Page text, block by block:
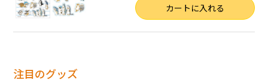
注目のグッズ
カートに入れる